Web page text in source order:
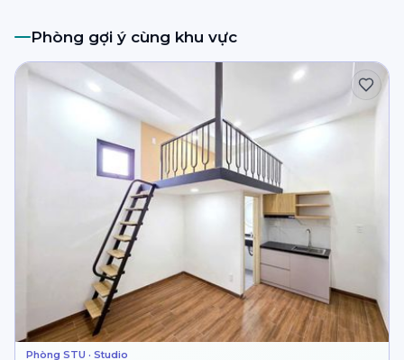
Phòng gợi ý cùng khu vực
Phòng STU · Studio